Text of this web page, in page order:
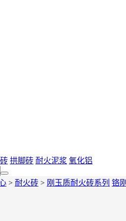
拱脚砖 耐火泥浆 氧化铝
> 耐火砖 > 刚玉质耐火砖系列 铬